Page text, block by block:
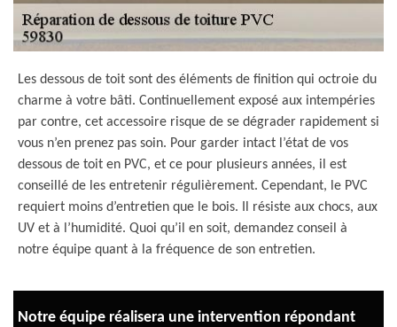
Les dessous de toit sont des éléments de finition qui octroie du
charme à votre bâti. Continuellement exposé aux intempéries
par contre, cet accessoire risque de se dégrader rapidement si
vous n’en prenez pas soin. Pour garder intact l’état de vos
dessous de toit en PVC, et ce pour plusieurs années, il est
conseillé de les entretenir régulièrement. Cependant, le PVC
requiert moins d’entretien que le bois. Il résiste aux chocs, aux
UV et à l’humidité. Quoi qu’il en soit, demandez conseil à
notre équipe quant à la fréquence de son entretien.
Notre équipe réalisera une intervention répondant